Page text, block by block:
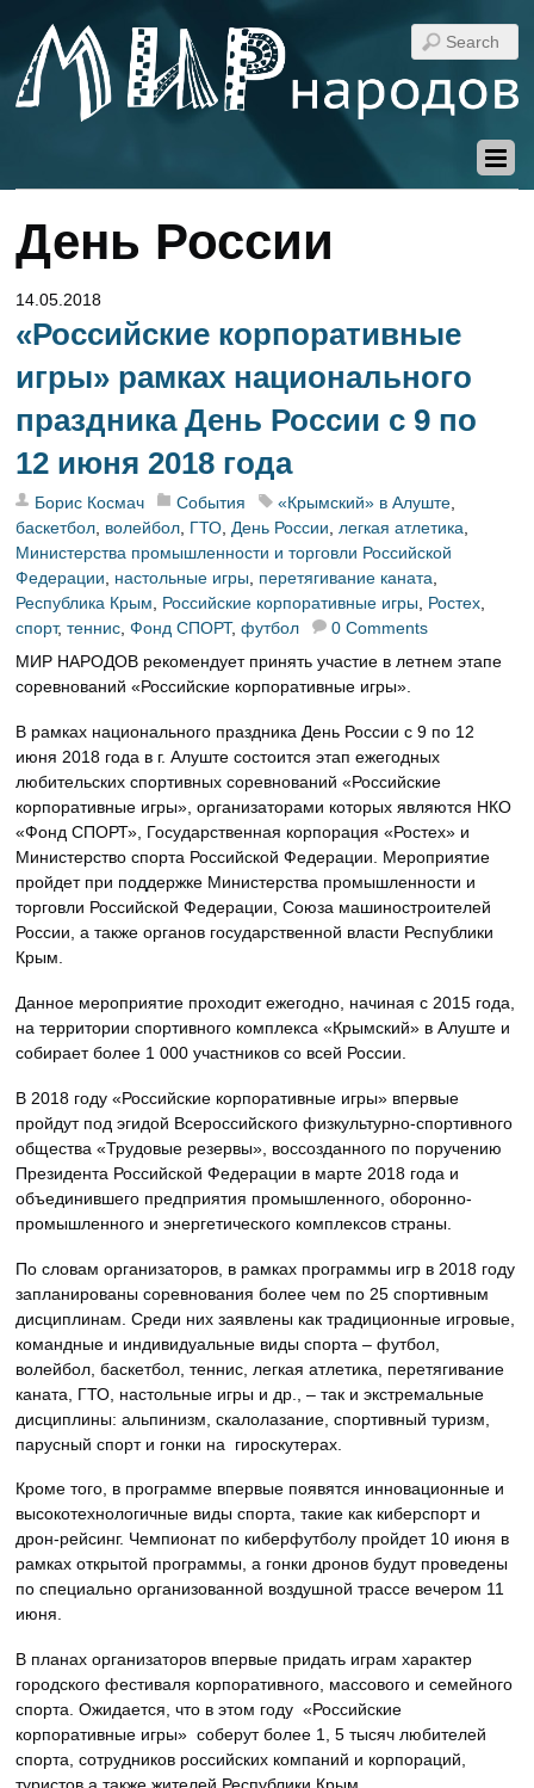
День России
14.05.2018
«Российские корпоративные
игры» рамках национального
праздника День России с 9 по
12 июня 2018 года
Борис Космач События «Крымский» в Алуште,
баскетбол, волейбол, ГТО,День России,легкая атлетика,
Министерства промышленности и торговли Российской
Федерации, настольные игры, перетягивание каната,
Республика Крым, Российские корпоративные игры, Ростех,
спорт,теннис,Фонд СПОРТ,футбол
0 Comments
МИР НАРОДОВ рекомендует принять участие в летнем этапе
соревнований «Российские корпоративные игры».
В рамках национального праздника День России с 9 по 12
июня 2018 года в г. Алуште состоится этап ежегодных
любительских спортивных соревнований «Российские
корпоративные игры», организаторами которых являются НКО
«Фонд СПОРТ», Государственная корпорация «Ростех» и
Министерство спорта Российской Федерации. Мероприятие
пройдет при поддержке Министерства промышленности и
торговли Российской Федерации, Союза машиностроителей
России, а также органов государственной власти Республики
Крым.
Данное мероприятие проходит ежегодно, начиная с 2015 года,
на территории спортивного комплекса «Крымский» в Алуште и
собирает более 1 000 участников со всей России.
В 2018 году «Российские корпоративные игры» впервые
пройдут под эгидой Всероссийского физкультурно-спортивного
общества «Трудовые резервы», воссозданного по поручению
Президента Российской Федерации в марте 2018 года и
объединившего предприятия промышленного, оборонно-
промышленного и энергетического комплексов страны.
По словам организаторов, в рамках программы игр в 2018 году
запланированы соревнования более чем по 25 спортивным
дисциплинам. Среди них заявлены как традиционные игровые,
командные и индивидуальные виды спорта – футбол,
волейбол, баскетбол, теннис, легкая атлетика, перетягивание
каната, ГТО, настольные игры и др., – так и экстремальные
дисциплины: альпинизм, скалолазание, спортивный туризм,
парусный спорт и гонки на гироскутерах.
Кроме того, в программе впервые появятся инновационные и
высокотехнологичные виды спорта, такие как киберспорт и
дрон-рейсинг. Чемпионат по киберфутболу пройдет 10 июня в
рамках открытой программы, а гонки дронов будут проведены
по специально организованной воздушной трассе вечером 11
июня.
В планах организаторов впервые придать играм характер
городского фестиваля корпоративного, массового и семейного
спорта. Ожидается, что в этом году «Российские
корпоративные игры» соберут более 1, 5 тысяч любителей
спорта, сотрудников российских компаний и корпораций,